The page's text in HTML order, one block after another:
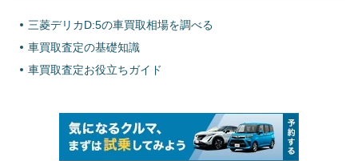
三菱デリカD:5の車買取相場を調べる
車買取査定の基礎知識
車買取査定お役立ちガイド